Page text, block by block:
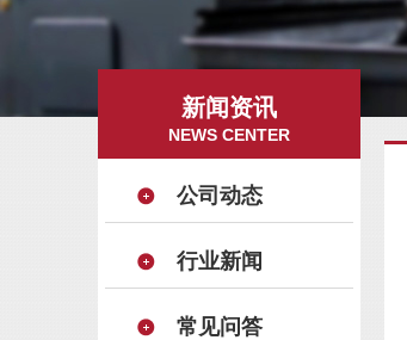
新闻资讯
NEWS CENTER
公司动态
行业新闻
常见问答